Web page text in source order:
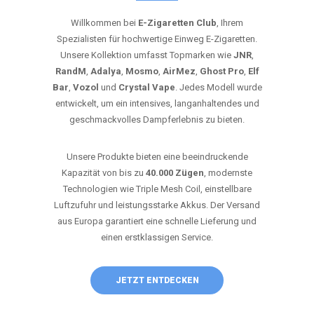
Willkommen bei E-Zigaretten Club, Ihrem
Spezialisten für hochwertige Einweg E-Zigaretten.
Unsere Kollektion umfasst Topmarken wie JNR,
RandM, Adalya, Mosmo, AirMez, Ghost Pro, Elf
Bar, Vozol und Crystal Vape. Jedes Modell wurde
entwickelt, um ein intensives, langanhaltendes und
geschmackvolles Dampferlebnis zu bieten.
Unsere Produkte bieten eine beeindruckende
Kapazität von bis zu 40.000 Zügen, modernste
Technologien wie Triple Mesh Coil, einstellbare
Luftzufuhr und leistungsstarke Akkus. Der Versand
aus Europa garantiert eine schnelle Lieferung und
einen erstklassigen Service.
JETZT ENTDECKEN